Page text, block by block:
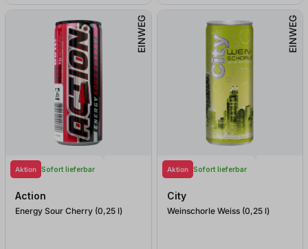
EINWEG
Aktion Sofort lieferbar
Action
Energy Sour Cherry (0,25 l)
EINWEG
Aktion Sofort lieferbar
City
Weinschorle Weiss (0,25 l)